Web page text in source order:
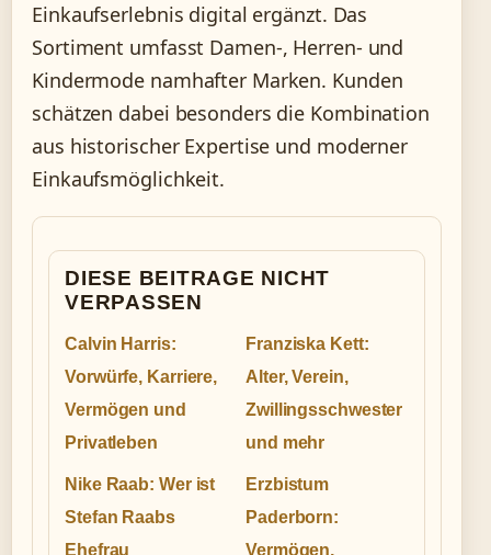
Einkaufserlebnis digital ergänzt. Das
Sortiment umfasst Damen-, Herren- und
Kindermode namhafter Marken. Kunden
schätzen dabei besonders die Kombination
aus historischer Expertise und moderner
Einkaufsmöglichkeit.
DIESE BEITRAGE NICHT
VERPASSEN
Calvin Harris:
Vorwürfe, Karriere,
Vermögen und
Privatleben
Franziska Kett:
Alter, Verein,
Zwillingsschwester
und mehr
Nike Raab: Wer ist
Stefan Raabs
Ehefrau
Erzbistum
Paderborn:
Vermögen,